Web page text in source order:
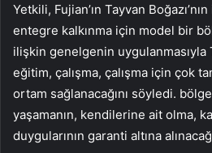
Yetkili, Fujian’ın Tayvan
entegre kalkınma için model bir
ilişkin genelgenin uygulanmasıyla
eğitim, çalışma, çalışma için çok
ortam sağlanacağını söyledi.
yaşamanın, kendilerine ait olma,
duygularının garanti altına